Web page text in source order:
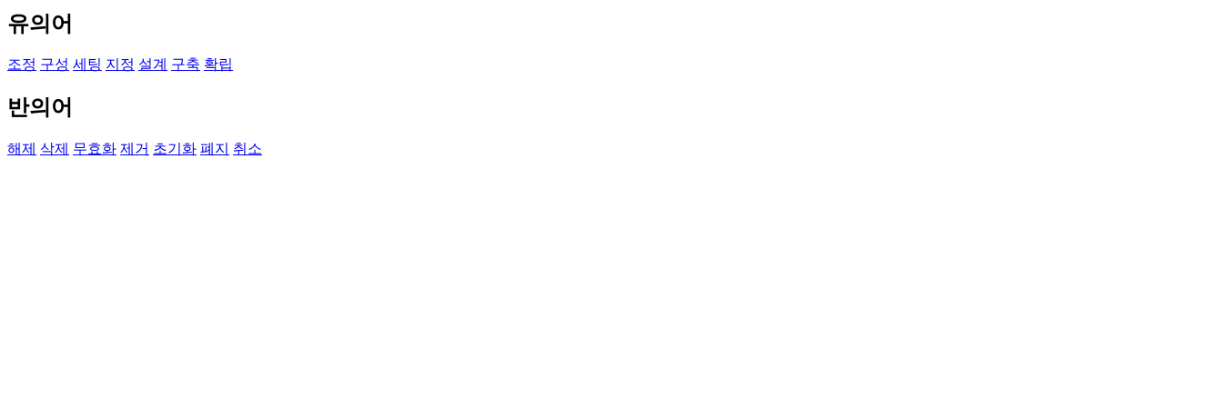
유의어
조정 구성 세팅 지정 설계 구축 확립
반의어
해제 삭제 무효화 제거 초기화 폐지 취소